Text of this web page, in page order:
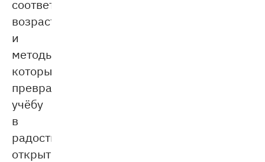
соответствующие
возрасту,
и
методы,
которые
превратят
учёбу
в
радостное
открытие.